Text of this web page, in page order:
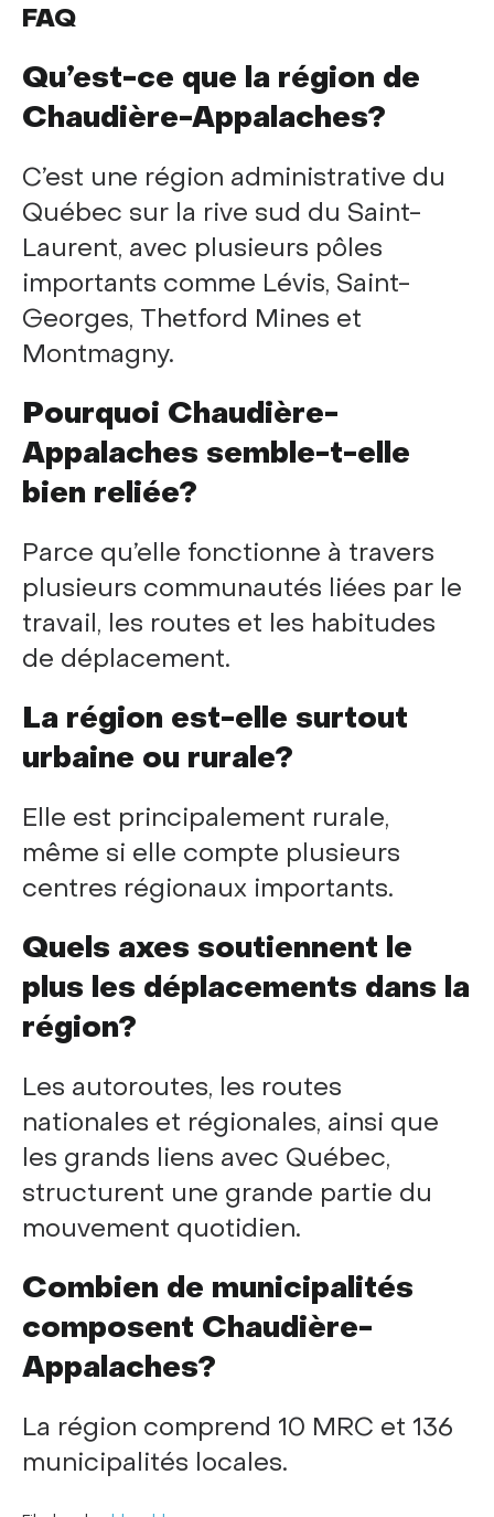
FAQ
Qu’est-ce que la région de
Chaudière-Appalaches?
C’est une région administrative du
Québec sur la rive sud du Saint-
Laurent, avec plusieurs pôles
importants comme Lévis, Saint-
Georges, Thetford Mines et
Montmagny.
Pourquoi Chaudière-
Appalaches semble-t-elle
bien reliée?
Parce qu’elle fonctionne à travers
plusieurs communautés liées par le
travail, les routes et les habitudes
de déplacement.
La région est-elle surtout
urbaine ou rurale?
Elle est principalement rurale,
même si elle compte plusieurs
centres régionaux importants.
Quels axes soutiennent le
plus les déplacements dans la
région?
Les autoroutes, les routes
nationales et régionales, ainsi que
les grands liens avec Québec,
structurent une grande partie du
mouvement quotidien.
Combien de municipalités
composent Chaudière-
Appalaches?
La région comprend 10 MRC et 136
municipalités locales.